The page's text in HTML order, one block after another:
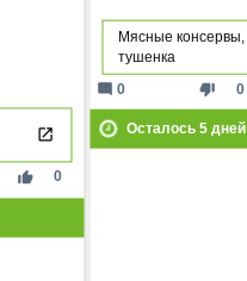
Мясные консервы,
тушенка
thumb_down 0
mode_comment 0
Осталось 5дней
thumb_up 0